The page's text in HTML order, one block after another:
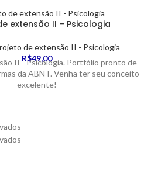
extensão II – Psicologia
de extensão II - Psicologia
R$49,00
II - Psicologia. Portfólio pronto de
da ABNT. Venha ter seu conceito
excelente!